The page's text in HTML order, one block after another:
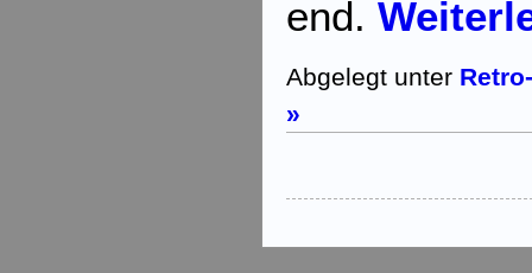
end.
Abgelegt unter
»